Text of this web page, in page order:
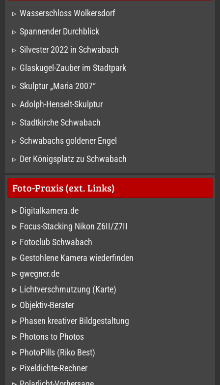
Wasserschloss Wolkersdorf
Spannender Durchblick
Silvester 2022 in Schwabach
Glaskugel-Zauber im Stadtpark
Skulptur „Maria 2007“
Adolph-Henselt-Skulptur
Stadtkirche Schwabach
Schwabachs goldener Engel
Der Königsplatz zu Schwabach
Foto-Praxis (ext. Links)
Digitalkamera.de
Focus-Stacking Nikon Z6II/Z7II
Fotoclub Schwabach
Gestohlene Kamera wiederfinden
gwegner.de
Lichtverschmutzung (Karte)
Objektiv-Berater
Phasen kreativer Bildgestaltung
Photons to Photos
PhotoPills (Riko Best)
Pixeldichte-Rechner